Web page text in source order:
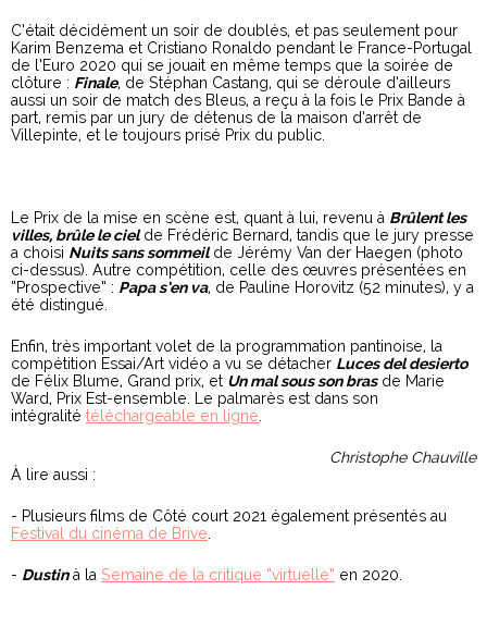
C’était décidément un soir de doublés, et pas seulement pour
Karim Benzema et Cristiano Ronaldo pendant le France-Portugal
de l’Euro 2020 qui se jouait en même temps que la soirée de
clôture : Finale, de Stéphan Castang, qui se déroule d’ailleurs
aussi un soir de match des Bleus, a reçu à la fois le Prix Bande à
part, remis par un jury de détenus de la maison d’arrêt de
Villepinte, et le toujours prisé Prix du public.
Le Prix de la mise en scène est, quant à lui, revenu à Brûlent les
villes, brûle le cielde Frédéric Bernard, tandis que le jury presse
a choisi Nuits sans sommeilde Jérémy Van der Haegen (photo
ci-dessus). Autre compétition, celle des œuvres présentées en
“Prospective” : Papa s’en va, de Pauline Horovitz (52 minutes), y a
été distingué.
Enfin, très important volet de la programmation pantinoise, la
compétition Essai/Art vidéo a vu se détacher Luces del desierto
de Félix Blume, Grand prix, et Un mal sous son brasde Marie
Ward, Prix Est-ensemble. Le palmarès est dans son
intégralité téléchargeable en ligne
Christophe Chauville
À lire aussi :
- Plusieurs films de Côté court 2021 également présentés au
Festival du cinéma de Brive
- Dustinà la Semaine de la critique “virtuelle” en 2020.